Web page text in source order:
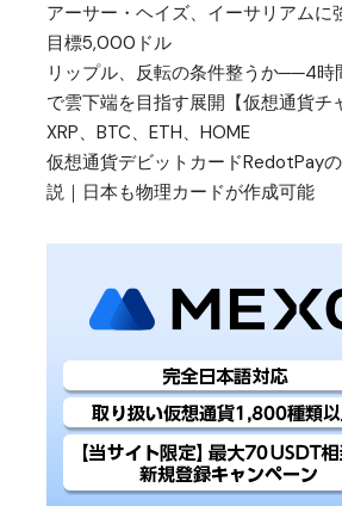
アーサー・ヘイズ、イーサリアム
目標5,000ドル
リップル、反転の条件整うか──4時
で雲下端を目指す展開【仮想通貨チ
XRP、BTC、ETH、HOME
仮想通貨デビットカードRedotPay
説｜日本も物理カードが作成可能